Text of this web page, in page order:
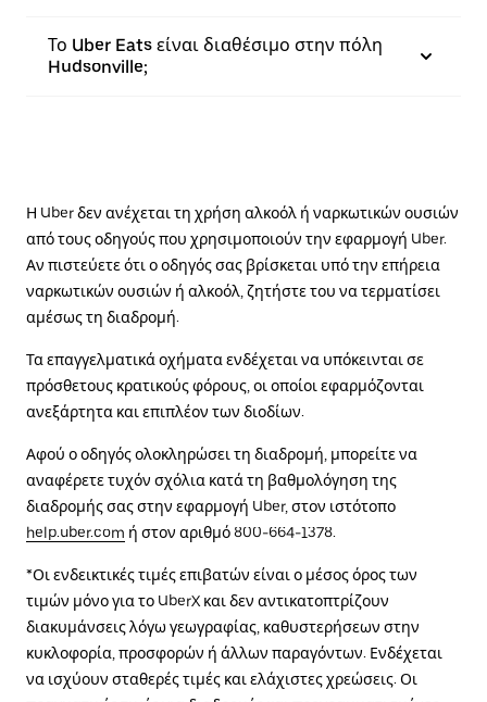
Το Uber Eats είναι διαθέσιμο στην πόλη
Hudsonville;
Η Uber δεν ανέχεται τη χρήση αλκοόλ ή ναρκωτικών ουσιών
από τους οδηγούς που χρησιμοποιούν την εφαρμογή Uber.
Αν πιστεύετε ότι ο οδηγός σας βρίσκεται υπό την επήρεια
ναρκωτικών ουσιών ή αλκοόλ, ζητήστε του να τερματίσει
αμέσως τη διαδρομή.
Τα επαγγελματικά οχήματα ενδέχεται να υπόκεινται σε
πρόσθετους κρατικούς φόρους, οι οποίοι εφαρμόζονται
ανεξάρτητα και επιπλέον των διοδίων.
Αφού ο οδηγός ολοκληρώσει τη διαδρομή, μπορείτε να
αναφέρετε τυχόν σχόλια κατά τη βαθμολόγηση της
διαδρομής σας στην εφαρμογή Uber, στον ιστότοπο
help.uber.com ή στον αριθμό 800-664-1378.
*Οι ενδεικτικές τιμές επιβατών είναι ο μέσος όρος των
τιμών μόνο για το UberX και δεν αντικατοπτρίζουν
διακυμάνσεις λόγω γεωγραφίας, καθυστερήσεων στην
κυκλοφορία, προσφορών ή άλλων παραγόντων. Ενδέχεται
να ισχύουν σταθερές τιμές και ελάχιστες χρεώσεις. Οι